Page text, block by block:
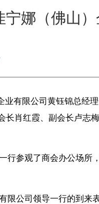
娜（佛山
业有限公司黄钰锦总经
长肖红霞、副会长卢志
行参观了商会办公场所
限公司领导一行的到来